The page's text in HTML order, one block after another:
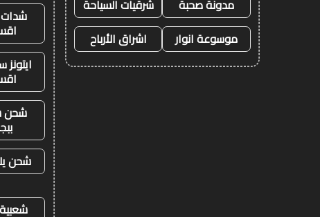
مدونة صحبة
شرقيات السياحة
موسوعة انوار
اشراق الأرباح
شحن
شحن